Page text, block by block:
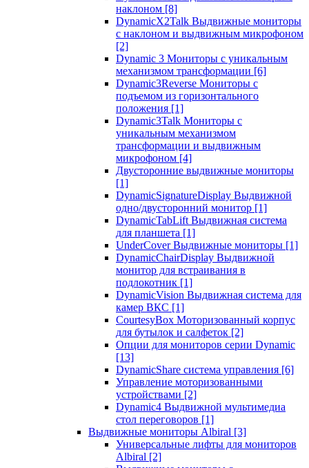
наклоном [8]
DynamicX2Talk Выдвижные мониторы
с наклоном и выдвижным микрофоном
[2]
Dynamic 3 Мониторы с уникальным
механизмом трансформации [6]
Dynamic3Reverse Мониторы с
подъемом из горизонтального
положения [1]
Dynamic3Talk Мониторы с
уникальным механизмом
трансформации и выдвижным
микрофоном [4]
Двусторонние выдвижные мониторы
[1]
DynamicSignatureDisplay Выдвижной
одно/двусторонний монитор [1]
DynamicTabLift Выдвижная система
для планшета [1]
UnderCover Выдвижные мониторы [1]
DynamicChairDisplay Выдвижной
монитор для встраивания в
подлокотник [1]
DynamicVision Выдвижная система для
камер ВКС [1]
CourtesyBox Моторизованный корпус
для бутылок и салфеток [2]
Опции для мониторов серии Dynamic
[13]
DynamicShare система управления [6]
Управление моторизованными
устройствами [2]
Dynamic4 Выдвижной мультимедиа
стол переговоров [1]
Выдвижные мониторы Albiral [3]
Универсальные лифты для мониторов
Albiral [2]